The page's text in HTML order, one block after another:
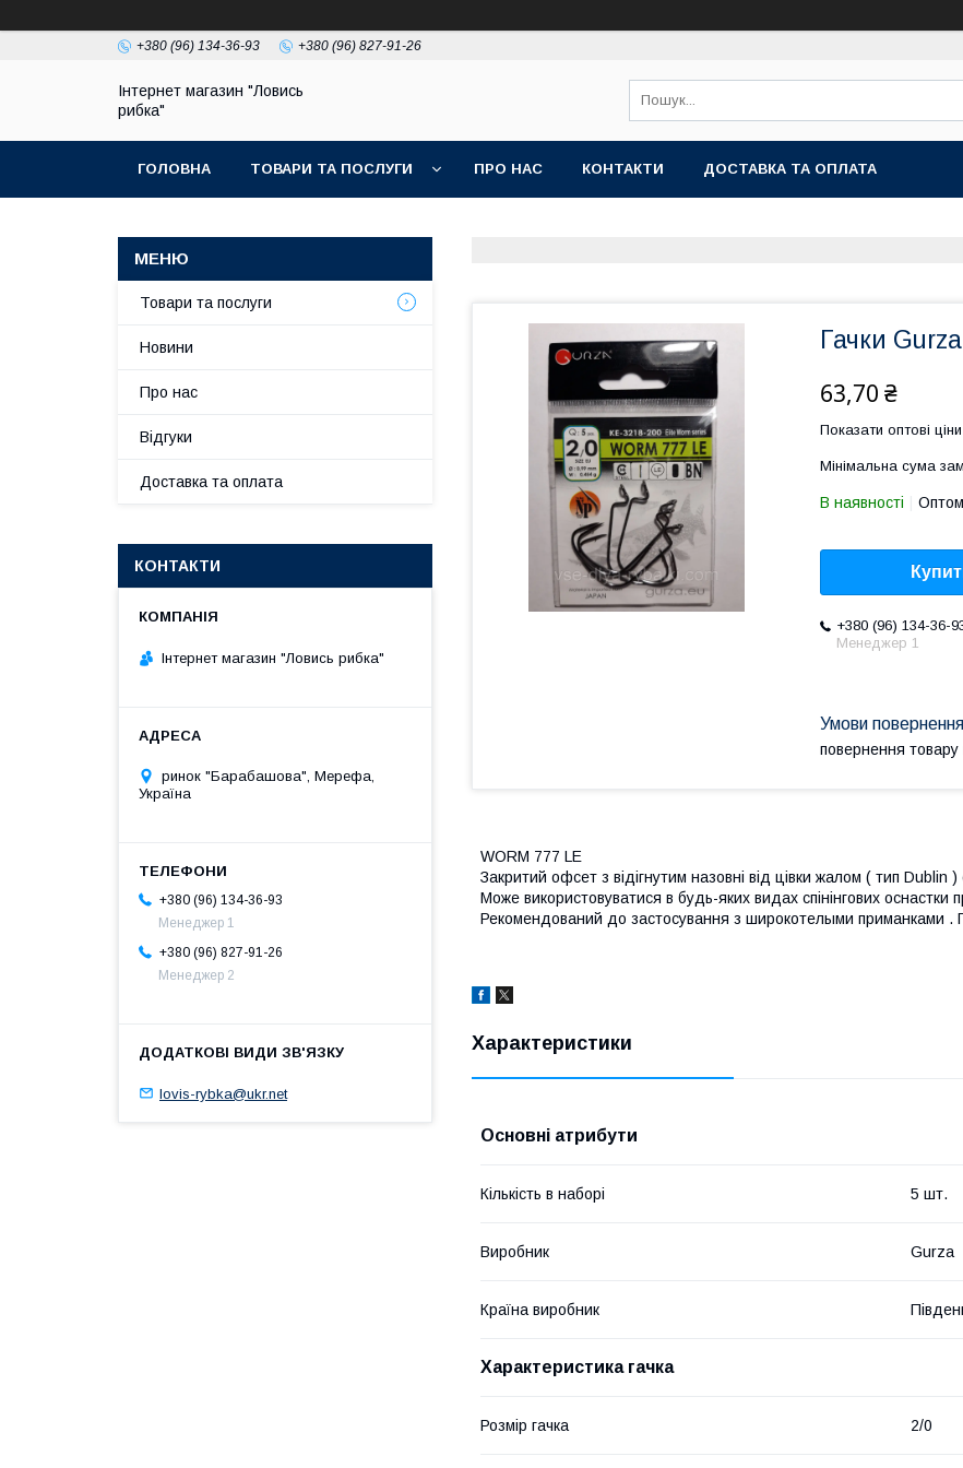
+380 (96) 134-36-93 +380 (96) 827-91-26
Інтернет магазин "Ловись
рибка"
ГОЛОВНА ТОВАРИ ТА ПОСЛУГИ ПРО НАС КОНТАКТИ ДОСТАВКА ТА ОПЛАТА
Гачки
63,70 ₴
Показати оптові ціни
Мінімальна сума
В наявності Оптом
+380 (96) 134-36-
Менеджер 1
повернення товару
WORM 777 LE
Закритий офсет з відігнутим назовні від цівки жалом ( тип Dublin
Може використовуватися в будь-яких видах спінінгових оснастки
Рекомендований до застосування з широкотелыми приманками .
Характеристики
Основні атрибути
Кількість в наборі 5 шт.
Виробник Gurza
Країна виробник
Характеристика гачка
Розмір гачка 2/0
Товари та послуги
Новини
Про нас
Відгуки
Доставка та оплата
КОНТАКТИ
Інтернет магазин "Ловись рибка"
ринок "Барабашова", Мерефа,
Україна
+380 (96) 134-36-93
Менеджер 1
+380 (96) 827-91-26
Менеджер 2
lovis-rybka@ukr.net